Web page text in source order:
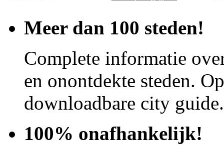
Meer dan 100 steden!
Complete informatie
en onontdekte steden.
downloadbare city guide.
100% onafhankelijk!